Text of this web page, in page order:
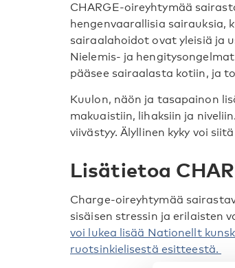
CHARGE-oireyhtymää
hengenvaarallisia sairauksia,
sairaalahoidot ovat yleisiä ja
Nielemis- ja
pääsee sairaalasta kotiin, ja
Kuulon, näön ja tasapainon
makuaistiin, lihaksiin ja
viivästyy. Älyllinen kyky voi
Lisätietoa
Charge-oireyhtymää
sisäisen stressin ja erilaisten
voi lukea lisää Nationellt
ruotsinkielisestä esitteestä.